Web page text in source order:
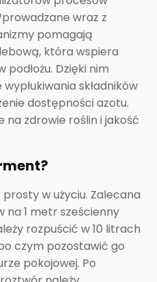
wraz z
pomagają
która wspiera
Dzięki nim
składników
dostępności azotu.
na zdrowie roślin i jakość
w użyciu. Zalecana
na 1 metr sześcienny
rozpuścić w 10 litrach
czym pozostawić go
pokojowej. Po